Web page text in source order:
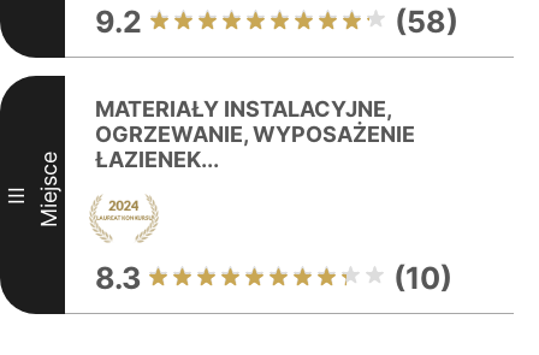
9.2 (58)
III Miejsce
MATERIAŁY INSTALACYJNE,
OGRZEWANIE, WYPOSAŻENIE
ŁAZIENEK...
8.3 (10)